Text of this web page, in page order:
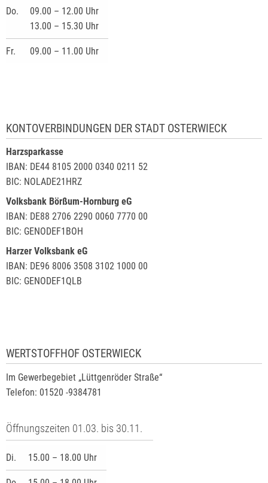
Do.
09.00 – 12.00 Uhr
13.00 – 15.30 Uhr
Fr. 09.00 – 11.00 Uhr
KONTOVERBINDUNGEN DER STADT OSTERWIECK
Harzsparkasse
IBAN: DE44 8105 2000 0340 0211 52
BIC: NOLADE21HRZ
Volksbank Börßum-Hornburg eG
IBAN: DE88 2706 2290 0060 7770 00
BIC: GENODEF1BOH
Harzer Volksbank eG
IBAN: DE96 8006 3508 3102 1000 00
BIC: GENODEF1QLB
WERTSTOFFHOF OSTERWIECK
Im Gewerbegebiet „Lüttgenröder Straße“
Telefon: 01520 -9384781
Öffnungszeiten 01.03. bis 30.11.
Di. 15.00 – 18.00 Uhr